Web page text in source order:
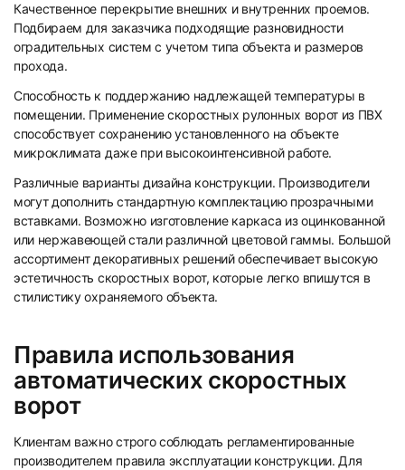
Качественное перекрытие внешних и внутренних проемов.
Подбираем для заказчика подходящие разновидности
оградительных систем с учетом типа объекта и размеров
прохода.
Способность к поддержанию надлежащей температуры в
помещении. Применение скоростных рулонных ворот из ПВХ
способствует сохранению установленного на объекте
микроклимата даже при высокоинтенсивной работе.
Различные варианты дизайна конструкции. Производители
могут дополнить стандартную комплектацию прозрачными
вставками. Возможно изготовление каркаса из оцинкованной
или нержавеющей стали различной цветовой гаммы. Большой
ассортимент декоративных решений обеспечивает высокую
эстетичность скоростных ворот, которые легко впишутся в
стилистику охраняемого объекта.
Правила использования
автоматических скоростных
ворот
Клиентам важно строго соблюдать регламентированные
производителем правила эксплуатации конструкции. Для